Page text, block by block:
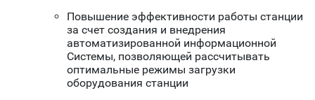
Повышение эффективности работы станции
за счет создания и внедрения
автоматизированной информационной
Системы, позволяющей рассчитывать
оптимальные режимы загрузки
оборудования станции